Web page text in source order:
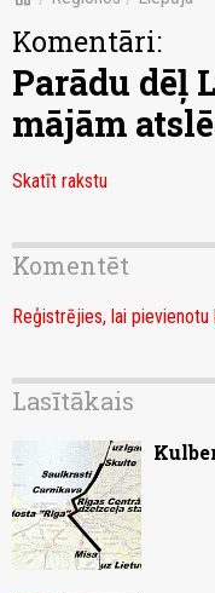
Komentāri:
Parādu dēļ
mājām
Skatīt rakstu
Komentēt
Reģistrējies, lai
Lasītākais